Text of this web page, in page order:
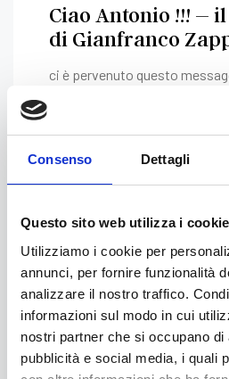
Consenso Dettagli
Questo sito web utilizza i cookie
Utilizziamo i cookie per
annunci, per fornire funzionalità
analizzare il nostro traffico.
informazioni sul modo in cui
nostri partner che si occupano di
pubblicità e social media, i quali
Ciao Antonio !!! –
di Gianfranco
ci è pervenuto questo
cordoglio espresso in
di zio Antonio. Le vostre
ASSEMBLEA
il 29 marzo 2025, come da
svolta l’assemblea ordinaria
dell’Associazione Toscana